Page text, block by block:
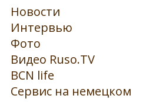
Новости
Интервью
Фото
Видео Ruso.TV
BCN life
Сервис на немецком